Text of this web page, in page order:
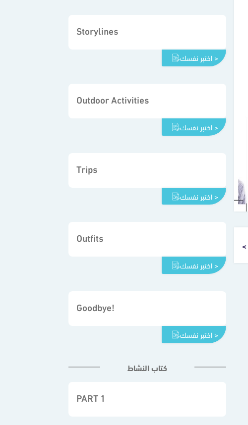
Storylines
اختبر نفسك >
Outdoor Activities
اختبر نفسك >
Trips
اختبر نفسك >
Outfits
اختبر نفسك >
Goodbye!
اختبر نفسك >
كتاب النشاط
PART 1